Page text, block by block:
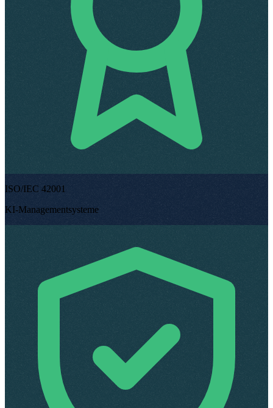
ISO/IEC 42001
KI-Managementsysteme